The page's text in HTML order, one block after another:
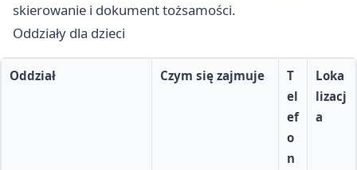
skierowanie i dokument tożsamości.
Oddziały dla dzieci
Oddział Czym się zajmuje
T
el
ef
o
n
Loka
lizacj
a